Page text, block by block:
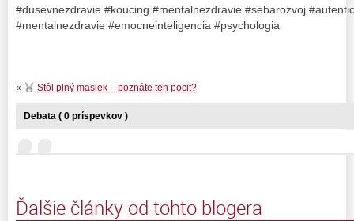
#dusevnezdravie #koucing #mentalnezdravie #sebarozvoj
#mentalnezdravie #emocneinteligencia #psychologia
« Stôl plný masiek – poznáte ten pocit?
Debata ( 0 príspevkov )
Ďalšie články od tohto blogera